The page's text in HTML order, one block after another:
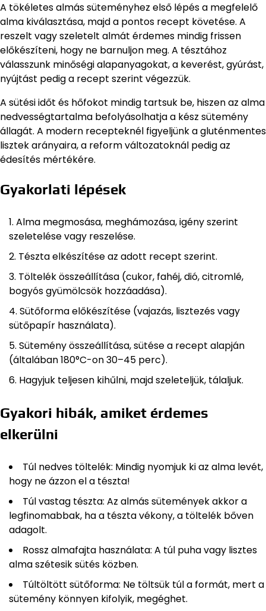
A tökéletes almás süteményhez első lépés a megfelelő
alma kiválasztása, majd a pontos recept követése. A
reszelt vagy szeletelt almát érdemes mindig frissen
előkészíteni, hogy ne barnuljon meg. A tésztához
válasszunk minőségi alapanyagokat, a keverést, gyúrást,
nyújtást pedig a recept szerint végezzük.
A sütési időt és hőfokot mindig tartsuk be, hiszen az alma
nedvességtartalma befolyásolhatja a kész sütemény
állagát. A modern recepteknél figyeljünk a gluténmentes
lisztek arányaira, a reform változatoknál pedig az
édesítés mértékére.
Gyakorlati lépések
Alma megmosása, meghámozása, igény szerint
szeletelése vagy reszelése.
Tészta elkészítése az adott recept szerint.
Töltelék összeállítása (cukor, fahéj, dió, citromlé,
bogyós gyümölcsök hozzáadása).
Sütőforma előkészítése (vajazás, lisztezés vagy
sütőpapír használata).
Sütemény összeállítása, sütése a recept alapján
(általában 180°C-on 30–45 perc).
Hagyjuk teljesen kihűlni, majd szeleteljük, tálaljuk.
Gyakori hibák, amiket érdemes
elkerülni
Túl nedves töltelék: Mindig nyomjuk ki az alma levét,
hogy ne ázzon el a tészta!
Túl vastag tészta: Az almás sütemények akkor a
legfinomabbak, ha a tészta vékony, a töltelék bőven
adagolt.
Rossz almafajta használata: A túl puha vagy lisztes
alma szétesik sütés közben.
Túltöltött sütőforma: Ne töltsük túl a formát, mert a
sütemény könnyen kifolyik, megéghet.